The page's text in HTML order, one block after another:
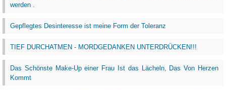
werden .
Gepflegtes Desinteresse ist meine Form der Toleranz
TIEF DURCHATMEN - MORDGEDANKEN UNTERDRÜCKEN!!!
Das Schönste Make-Up einer Frau Ist das Lächeln, Das Von Herzen
Kommt